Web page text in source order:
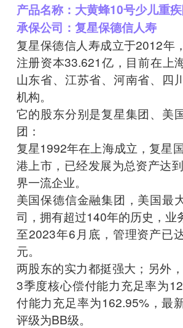
产品名称：大黄蜂10号少儿重疾
承保公司：复星保德信人寿
复星保德信人寿成立于2012年
注册资本33.621亿，目前在上
山东省、江苏省、河南省、四
机构。
它的股东分别是复星集团、美
团：
复星1992年在上海成立，复星
港上市，已经发展为总资产达
界一流企业。
美国保德信金融集团，美国最
司，拥有超过140年的历史，业
至2023年6月底，管理资产已
元。
两股东的实力都挺强大；另外
3季度核心偿付能力充足率为
付能力充足率为162.95%，最
评级为BB级。